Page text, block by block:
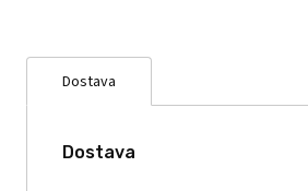
Dostava
Dostava